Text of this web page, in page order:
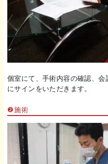
個室にて、手術内容の確認、
にサインをいただきます。
❷施術